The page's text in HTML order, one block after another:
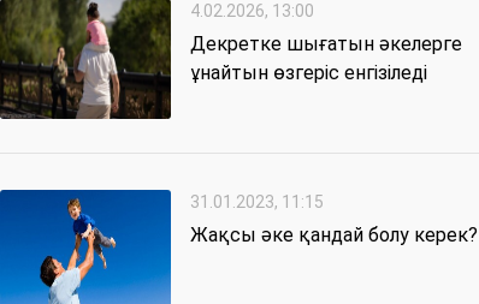
4.02.2026, 13:00
Декретке шығатын әкелерге
ұнайтын өзгеріс енгізіледі
31.01.2023, 11:15
Жақсы әке қандай болу керек?